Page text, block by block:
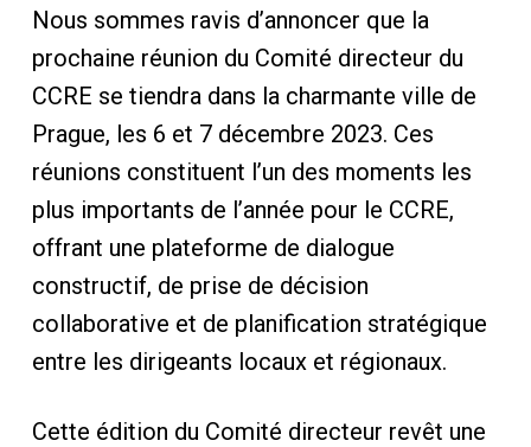
Nous sommes ravis d’annoncer que la
prochaine réunion du Comité directeur du
CCRE se tiendra dans la charmante ville de
Prague, les 6 et 7 décembre 2023. Ces
réunions constituent l’un des moments les
plus importants de l’année pour le CCRE,
offrant une plateforme de dialogue
constructif, de prise de décision
collaborative et de planification stratégique
entre les dirigeants locaux et régionaux.
Cette édition du Comité directeur revêt une